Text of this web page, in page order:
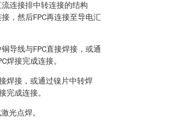
流连接排中转连接的结构
，然后FPC再连接至导电汇
导线与FPC直接焊接，或通
焊接完成连接。
焊接，或通过镍片中转焊
完成连接。
光点焊。